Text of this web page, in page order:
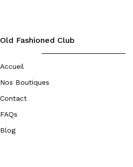
Old Fashioned Club
Accueil
Nos Boutiques
Contact
FAQs
Blog